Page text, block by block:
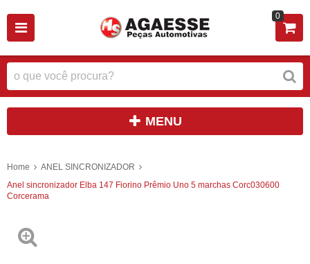
0
MENU
Home
ANEL SINCRONIZADOR
Anel sincronizador Elba 147 Fiorino Prêmio Uno 5 marchas Corc030600
Corcerama